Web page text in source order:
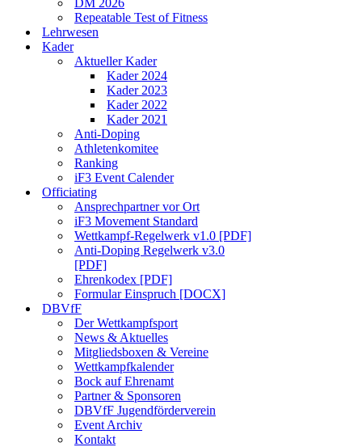
DM 2026
Repeatable Test of Fitness
Lehrwesen
Kader
Aktueller Kader
Kader 2024
Kader 2023
Kader 2022
Kader 2021
Anti-Doping
Athletenkomitee
Ranking
iF3 Event Calender
Officiating
Ansprechpartner vor Ort
iF3 Movement Standard
Wettkampf-Regelwerk v1.0 [PDF]
Anti-Doping Regelwerk v3.0
[PDF]
Ehrenkodex [PDF]
Formular Einspruch [DOCX]
DBVfF
Der Wettkampfsport
News & Aktuelles
Mitgliedsboxen & Vereine
Wettkampfkalender
Bock auf Ehrenamt
Partner & Sponsoren
DBVfF Jugendförderverein
Event Archiv
Kontakt